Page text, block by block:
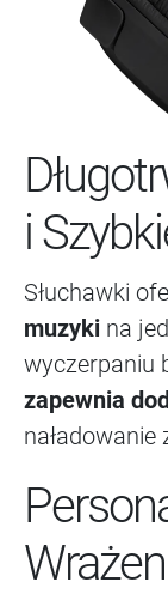
i
Słuchawki
muzyki na
wyczerpaniu
zapewnia
naładowanie